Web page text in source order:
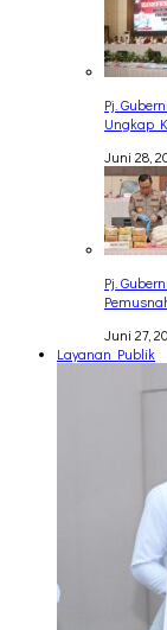
Pj.
Ungkap
Juni 28,
Pj.
Juni 27,
Layanan Publik